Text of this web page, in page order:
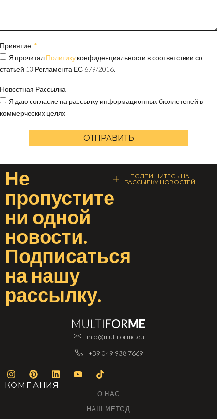
Принятие
Я прочитал Политику конфиденциальности в соответствии со
статьей 13 Регламента ЕС 679/2016.
Новостная Рассылка
Я даю согласие на рассылку информационных бюллетеней в
коммерческих целях
ОТПРАВИТЬ
Не
пропустите
ни одной
новости.
Подписаться
нанашу
рассылку.
ПОДПИШИТЕСЬ НА
РАССЫЛКУ НОВОСТЕЙ
info@multiforme.eu
+39 049 938 7669
КОМПАНИЯ
О НАС
НАШ МЕТОД